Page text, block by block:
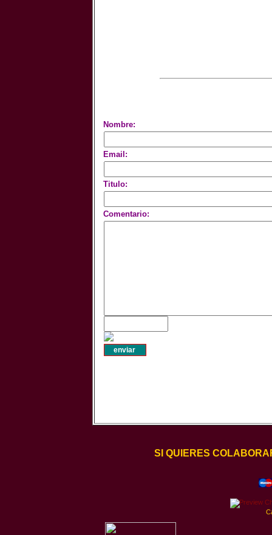
Nombre:
Email:
Titulo:
Comentario:
SI QUIERES